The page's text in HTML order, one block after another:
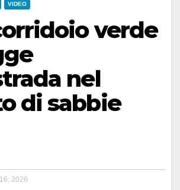
VIDEO
verde
nel
di sabbie
2026